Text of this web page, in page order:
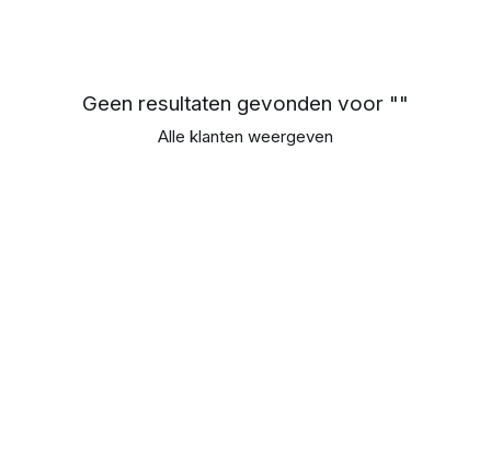
Geen resultaten gevonden voor ""
Alle klanten weergeven